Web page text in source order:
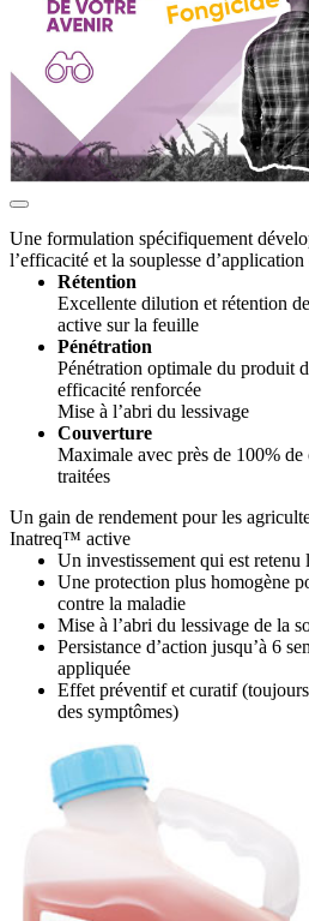
Une formulation spécifiquement
l’efficacité et la souplesse
Rétention
Excellente dilution et rétention
active sur la feuille
Pénétration
Pénétration optimale du produit
efficacité renforcée
Mise à l’abri du lessivage
Couverture
Maximale avec près de 100%
traitées
Un gain de rendement pour les
Inatreq™ active
Un investissement qui est
Une protection plus homogène
contre la maladie
Mise à l’abri du lessivage de la
Persistance d’action jusqu’à 6
appliquée
Effet préventif et curatif
des symptômes)